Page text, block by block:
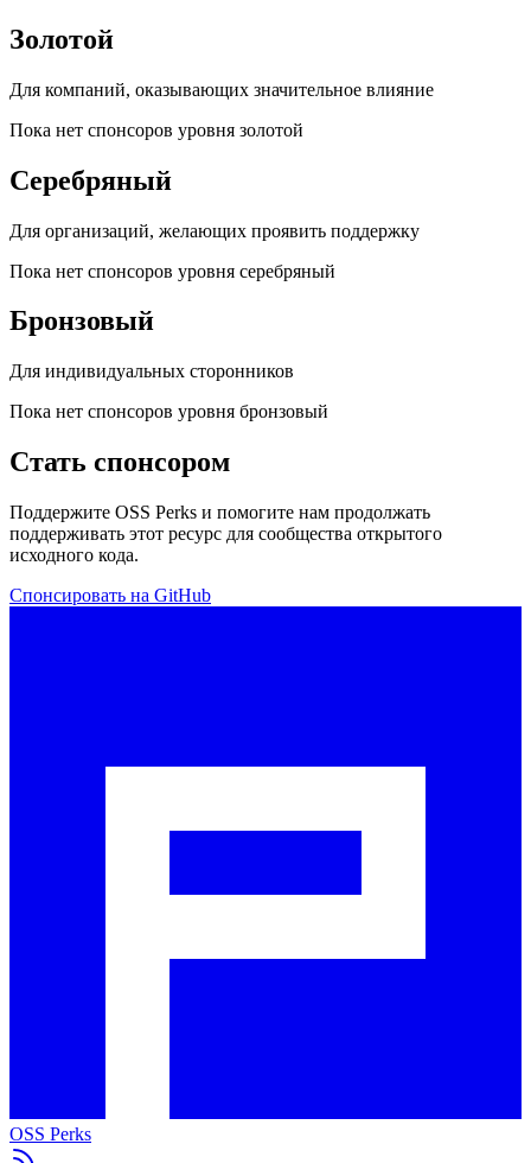
Золотой
Для компаний, оказывающих значительное влияние
Пока нет спонсоров уровня золотой
Серебряный
Для организаций, желающих проявить поддержку
Пока нет спонсоров уровня серебряный
Бронзовый
Для индивидуальных сторонников
Пока нет спонсоров уровня бронзовый
Стать спонсором
Поддержите OSS Perks и помогите нам продолжать
поддерживать этот ресурс для сообщества открытого
исходного кода.
Спонсировать на GitHub
OSS Perks